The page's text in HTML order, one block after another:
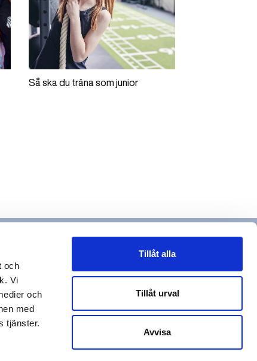
och
Vi
och
med
tjänster.
Tillåt alla
Tillåt urval
Avvisa
Så ska du träna som junior